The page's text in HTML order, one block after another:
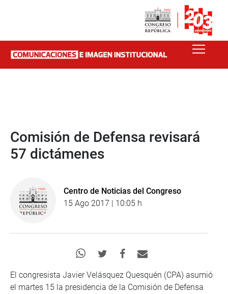
Comisión de Defensa revisará
57 dictámenes
Centro de Noticias del Congreso
15 Ago 2017 | 10:05 h
El congresista Javier Velásquez Quesquén (CPA) asumió
el martes 15 la presidencia de la Comisión de Defensa